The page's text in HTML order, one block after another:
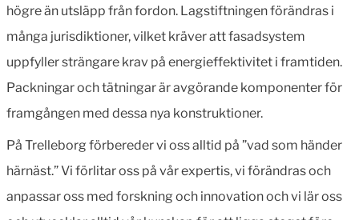
högre än utsläpp från fordon. Lagstiftningen förändras i
många jurisdiktioner, vilket kräver att fasadsystem
uppfyller strängare krav på energieffektivitet i framtiden.
Packningar och tätningar är avgörande komponenter för
framgången med dessa nya konstruktioner.
På Trelleborg förbereder vi oss alltid på ”vad som händer
härnäst.” Vi förlitar oss på vår expertis, vi förändras och
anpassar oss med forskning och innovation och vi lär oss